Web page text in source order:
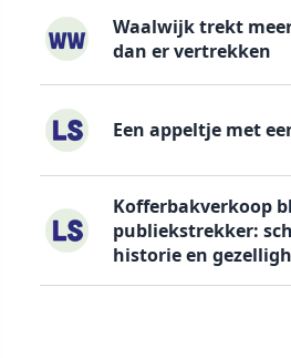
Waalwijk trekt
dan er vertrekken
Een appeltje met
Kofferbakverkoop
publiekstrekker:
historie en